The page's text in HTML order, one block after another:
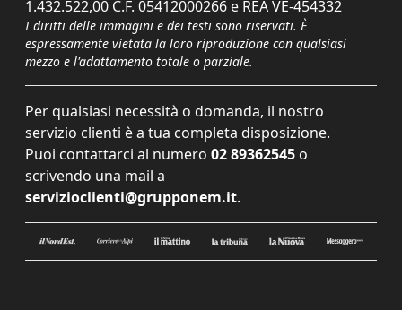
1.432.522,00 C.F. 05412000266 e REA VE-454332
I diritti delle immagini e dei testi sono riservati. È
espressamente vietata la loro riproduzione con qualsiasi
mezzo e l'adattamento totale o parziale.
Per qualsiasi necessità o domanda, il nostro
servizio clienti è a tua completa disposizione.
Puoi contattarci al numero 02 89362545 o
scrivendo una mail a
servizioclienti@grupponem.it.